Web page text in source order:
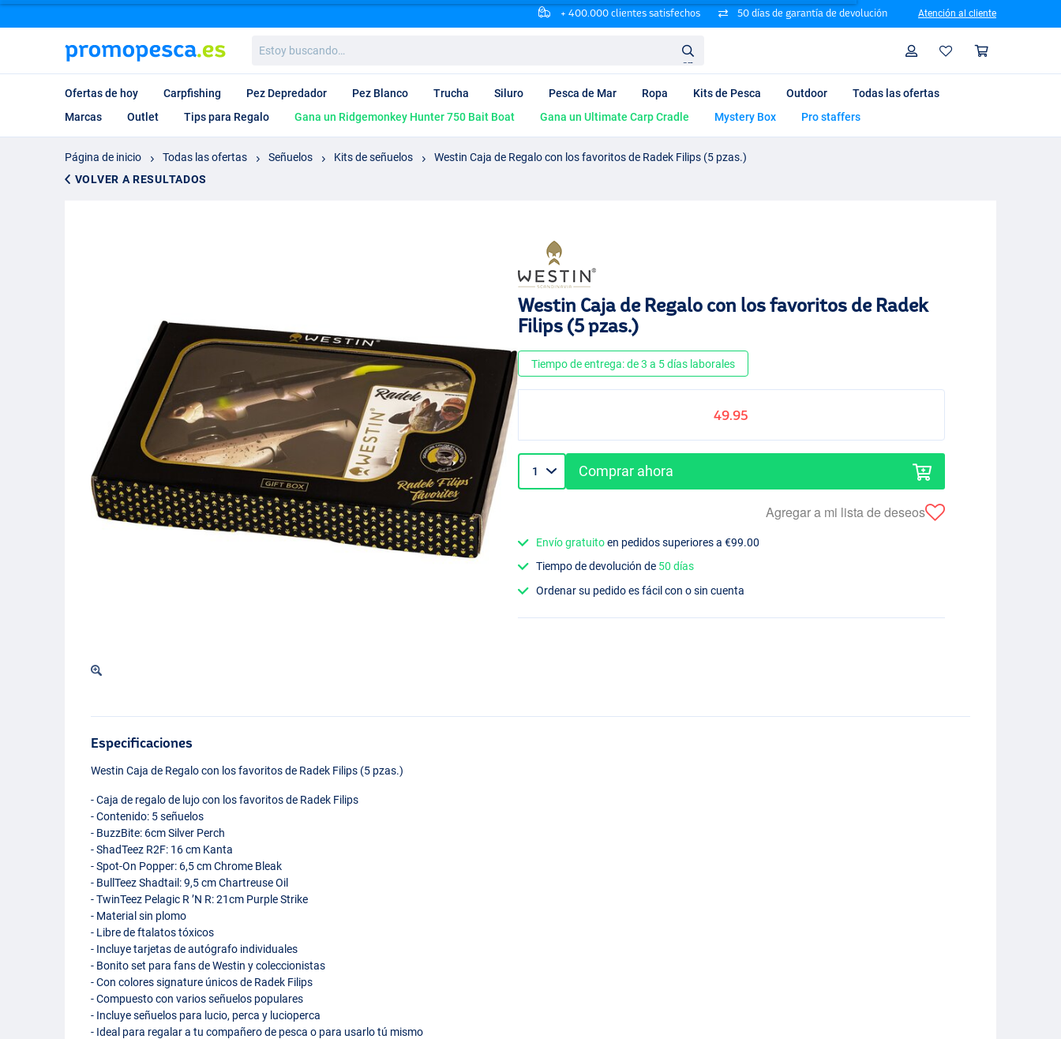
+ 400.000 clientes satisfechos 50 días de garantía de devolución Atención al cliente
buscando…
en
Perfil
Ofertas de hoy Carpfishing Pez Depredador Pez Blanco Trucha Siluro Pesca de Mar Ropa Kits de Pesca Outdoor
Todas las ofertas
Marcas
Outlet Tips para Regalo Gana un Ridgemonkey Hunter 750 Bait Boat Gana un Ultimate Carp Cradle Mystery Box Pro staffers
Página de inicio Todas las ofertas Señuelos Kits de señuelos
Westin Caja de Regalo con los favoritos de Radek Filips (5 pzas.)
VOLVER A RESULTADOS
Westin Caja de Regalo con los favoritos de Radek
Filips (5 pzas.)
Tiempo de entrega: de 3 a 5 días laborales
49.95
Comprar ahora
Agregar a mi lista de deseos
Envío gratuitoen pedidos superiores a €99.00
Tiempo de devolución de 50 días
Ordenar su pedido es fácil con o sin cuenta
Especificaciones
Westin Caja de Regalo con los favoritos de Radek Filips (5 pzas.)
- Caja de regalo de lujo con los favoritos de Radek Filips
- Contenido: 5 señuelos
- BuzzBite: 6cm Silver Perch
- ShadTeez R2F: 16 cm Kanta
- Spot-On Popper: 6,5 cm Chrome Bleak
- BullTeez Shadtail: 9,5 cm Chartreuse Oil
- TwinTeez Pelagic R ’N R: 21cm Purple Strike
- Material sin plomo
- Libre de ftalatos tóxicos
- Incluye tarjetas de autógrafo individuales
- Bonito set para fans de Westin y coleccionistas
- Con colores signature únicos de Radek Filips
- Compuesto con varios señuelos populares
- Incluye señuelos para lucio, perca y lucioperca
- Ideal para regalar a tu compañero de pesca o para usarlo tú mismo